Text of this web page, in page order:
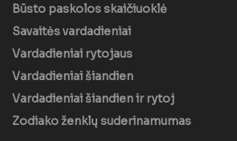
Būsto paskolos skaičiuoklė
Savaitės vardadieniai
Vardadieniai rytojaus
Vardadieniai šiandien
Vardadieniai šiandien ir rytoj
Zodiako ženklų suderinamumas